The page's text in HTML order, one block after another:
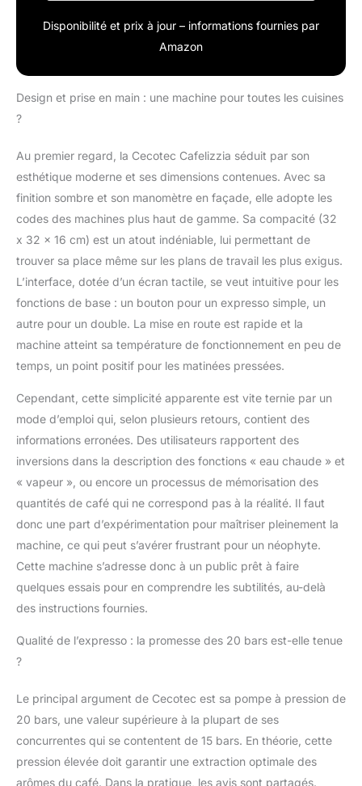
obtenez la meilleure
crème et un arôme
orientable avec
protection : mousse
liquides. Pompe à
pression de 20 bars :
pour obtenir la
meilleure crème et un
Disponibilité et prix à jour – informations fournies par
Amazon
Design et prise en main : une machine pour toutes les cuisines
?
Au premier regard, la Cecotec Cafelizzia séduit par son
esthétique moderne et ses dimensions contenues. Avec sa
finition sombre et son manomètre en façade, elle adopte les
codes des machines plus haut de gamme. Sa compacité (32
x 32 x 16 cm) est un atout indéniable, lui permettant de
trouver sa place même sur les plans de travail les plus exigus.
L’interface, dotée d’un écran tactile, se veut intuitive pour les
fonctions de base : un bouton pour un expresso simple, un
autre pour un double. La mise en route est rapide et la
machine atteint sa température de fonctionnement en peu de
temps, un point positif pour les matinées pressées.
Cependant, cette simplicité apparente est vite ternie par un
mode d’emploi qui, selon plusieurs retours, contient des
informations erronées. Des utilisateurs rapportent des
inversions dans la description des fonctions « eau chaude » et
« vapeur », ou encore un processus de mémorisation des
quantités de café qui ne correspond pas à la réalité. Il faut
donc une part d’expérimentation pour maîtriser pleinement la
machine, ce qui peut s’avérer frustrant pour un néophyte.
Cette machine s’adresse donc à un public prêt à faire
quelques essais pour en comprendre les subtilités, au-delà
des instructions fournies.
Qualité de l’expresso : la promesse des 20 bars est-elle tenue
?
Le principal argument de Cecotec est sa pompe à pression de
20 bars, une valeur supérieure à la plupart de ses
concurrentes qui se contentent de 15 bars. En théorie, cette
pression élevée doit garantir une extraction optimale des
arômes du café. Dans la pratique, les avis sont partagés.